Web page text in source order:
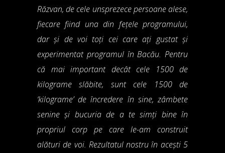
Răzvan, de cele unsprezece persoane alese,
fiecare fiind una din fețele programului,
dar și de voi toți cei care ați gustat și
experimentat programul în Bacău. Pentru
că mai important decât cele 1500 de
kilograme slăbite, sunt cele 1500 de
‘kilograme’ de încredere în sine, zâmbete
senine și bucuria de a te simți bine în
propriul corp pe care le-am construit
alături de voi. Rezultatul nostru în acești 5